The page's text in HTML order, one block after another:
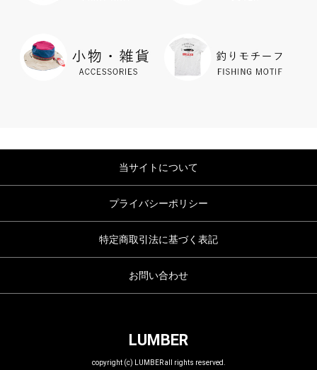
当サイトについて
プライバシーポリシー
特定商取引法に基づく表記
お問い合わせ
LUMBER
copyright (c) LUMBER all rights reserved.